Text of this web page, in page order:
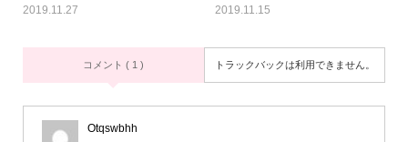
2019.11.27 2019.11.15
コメント ( 1 ) トラックバックは利用できません。
Otqswbhh